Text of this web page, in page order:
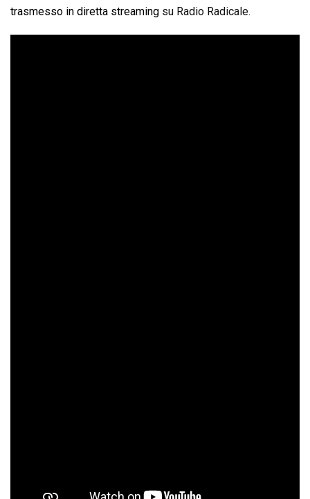
trasmesso in diretta streaming su Radio Radicale.